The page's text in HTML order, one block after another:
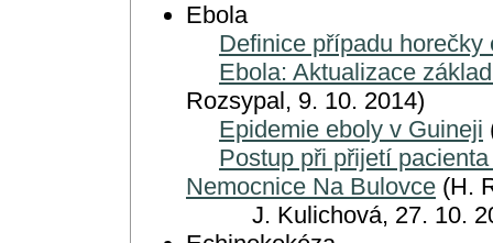
Ebola
Definice případu horečky
Ebola: Aktualizace
Rozsypal, 9. 10. 2014)
Epidemie eboly v Guineji
Postup při přijetí
Nemocnice Na Bulovce (H.
J. Kulichová, 27. 10.